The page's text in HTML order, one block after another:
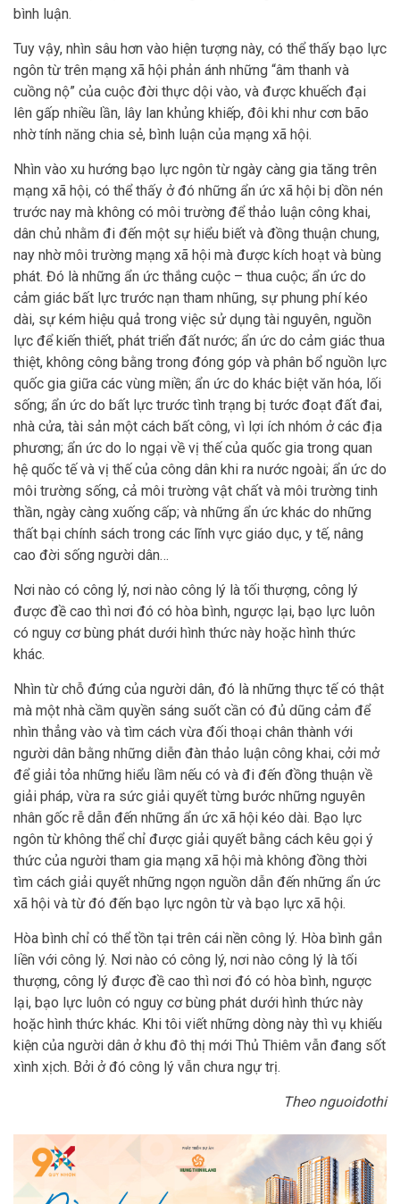
bình luận.
Tuy vậy, nhìn sâu hơn vào hiện tượng này, có thể thấy bạo lực
ngôn từ trên mạng xã hội phản ánh những “âm thanh và
cuồng nộ” của cuộc đời thực dội vào, và được khuếch đại
lên gấp nhiều lần, lây lan khủng khiếp, đôi khi như cơn bão
nhờ tính năng chia sẻ, bình luận của mạng xã hội.
Nhìn vào xu hướng bạo lực ngôn từ ngày càng gia tăng trên
mạng xã hội, có thể thấy ở đó những ẩn ức xã hội bị dồn nén
trước nay mà không có môi trường để thảo luận công khai,
dân chủ nhằm đi đến một sự hiểu biết và đồng thuận chung,
nay nhờ môi trường mạng xã hội mà được kích hoạt và bùng
phát. Đó là những ẩn ức thắng cuộc – thua cuộc; ẩn ức do
cảm giác bất lực trước nạn tham nhũng, sự phung phí kéo
dài, sự kém hiệu quả trong việc sử dụng tài nguyên, nguồn
lực để kiến thiết, phát triển đất nước; ẩn ức do cảm giác thua
thiệt, không công bằng trong đóng góp và phân bổ nguồn lực
quốc gia giữa các vùng miền; ẩn ức do khác biệt văn hóa, lối
sống; ẩn ức do bất lực trước tình trạng bị tước đoạt đất đai,
nhà cửa, tài sản một cách bất công, vì lợi ích nhóm ở các địa
phương; ẩn ức do lo ngại về vị thế của quốc gia trong quan
hệ quốc tế và vị thế của công dân khi ra nước ngoài; ẩn ức do
môi trường sống, cả môi trường vật chất và môi trường tinh
thần, ngày càng xuống cấp; và những ẩn ức khác do những
thất bại chính sách trong các lĩnh vực giáo dục, y tế, nâng
cao đời sống người dân…
Nơi nào có công lý, nơi nào công lý là tối thượng, công lý
được đề cao thì nơi đó có hòa bình, ngược lại, bạo lực luôn
có nguy cơ bùng phát dưới hình thức này hoặc hình thức
khác.
Nhìn từ chỗ đứng của người dân, đó là những thực tế có thật
mà một nhà cầm quyền sáng suốt cần có đủ dũng cảm để
nhìn thẳng vào và tìm cách vừa đối thoại chân thành với
người dân bằng những diễn đàn thảo luận công khai, cởi mở
để giải tỏa những hiểu lầm nếu có và đi đến đồng thuận về
giải pháp, vừa ra sức giải quyết từng bước những nguyên
nhân gốc rễ dẫn đến những ẩn ức xã hội kéo dài. Bạo lực
ngôn từ không thể chỉ được giải quyết bằng cách kêu gọi ý
thức của người tham gia mạng xã hội mà không đồng thời
tìm cách giải quyết những ngọn nguồn dẫn đến những ẩn ức
xã hội và từ đó đến bạo lực ngôn từ và bạo lực xã hội.
Hòa bình chỉ có thể tồn tại trên cái nền công lý. Hòa bình gắn
liền với công lý. Nơi nào có công lý, nơi nào công lý là tối
thượng, công lý được đề cao thì nơi đó có hòa bình, ngược
lại, bạo lực luôn có nguy cơ bùng phát dưới hình thức này
hoặc hình thức khác. Khi tôi viết những dòng này thì vụ khiếu
kiện của người dân ở khu đô thị mới Thủ Thiêm vẫn đang sốt
xình xịch. Bởi ở đó công lý vẫn chưa ngự trị.
Theo nguoidothi